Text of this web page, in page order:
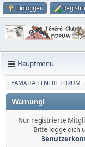
Einloggen
Hauptmenü
YAMAHA TENERE FORUM
Warnung!
Nur registrierte
Bitte logge dich